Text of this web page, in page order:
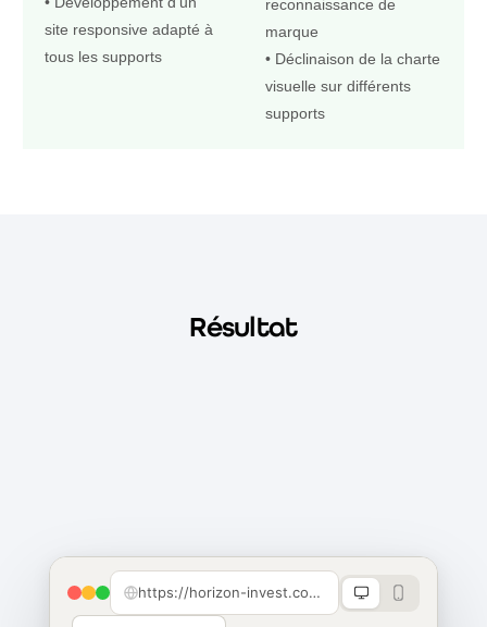
site responsive adapté à
tous les supports
reconnaissance de
marque
• Déclinaison de la charte
visuelle sur différents
supports
Résultat